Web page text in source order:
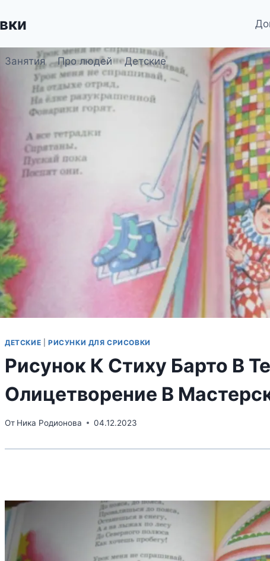
Занятия Про людей Детские
ДЕТСКИЕ РИСУНКИ ДЛЯ СРИСОВКИ
Рисунок К Стиху Барто В
Олицетворение В
От Ника Родионова 04.12.2023